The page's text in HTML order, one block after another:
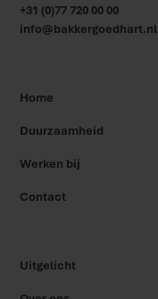
+31 (0)77 720 00 00
info@bakkergoedhart.nl
Home
Duurzaamheid
Werken bij
Contact
Uitgelicht